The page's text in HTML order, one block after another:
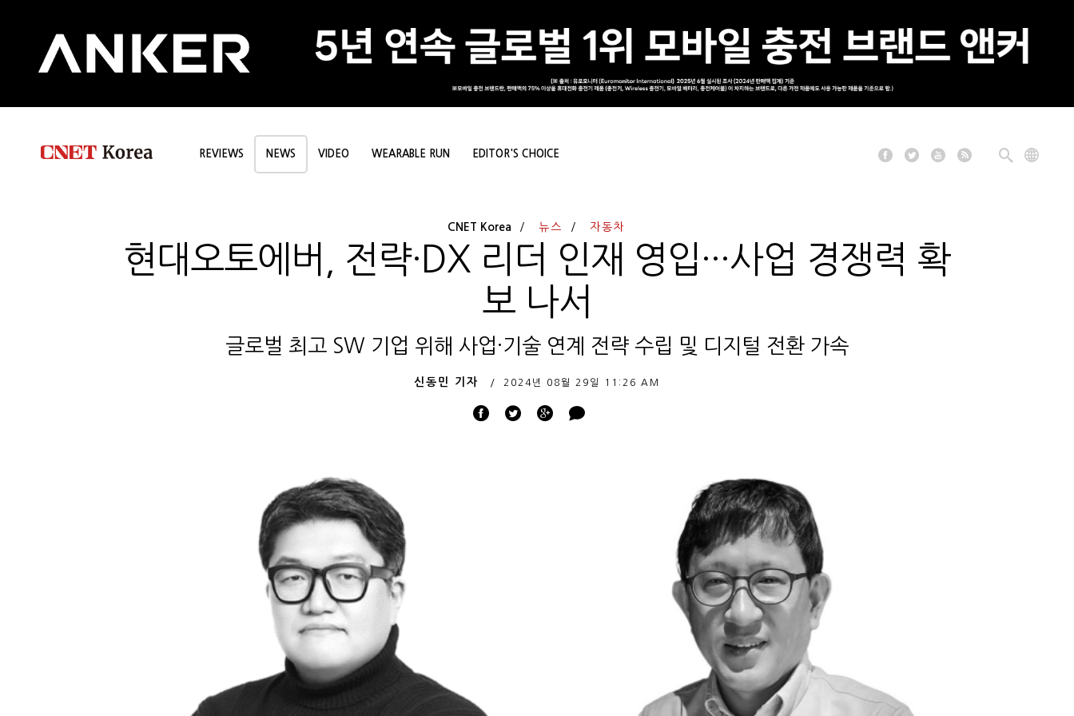
REVIEWS NEWS VIDEO WEARABLE RUN EDITOR'S CHOICE
CNET Korea 뉴스 자동차
현대오토에버, 전략·DX 리더 인재 영입···사업 경쟁력 확
보 나서
글로벌 최고 SW 기업 위해 사업·기술 연계 전략 수립 및 디지털 전환 가속
신동민 기자 2024년 08월 29일 11:26 AM